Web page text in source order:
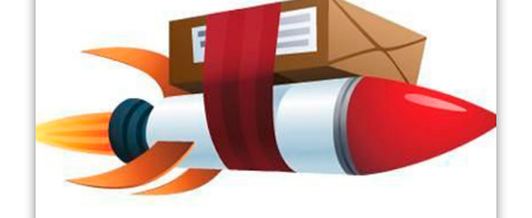
Южноукраинск
Запорожье
Заречаны
Зазимье
Здолбунов